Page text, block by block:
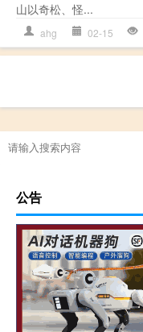
山以奇松、怪...
ahg 02-15
公告